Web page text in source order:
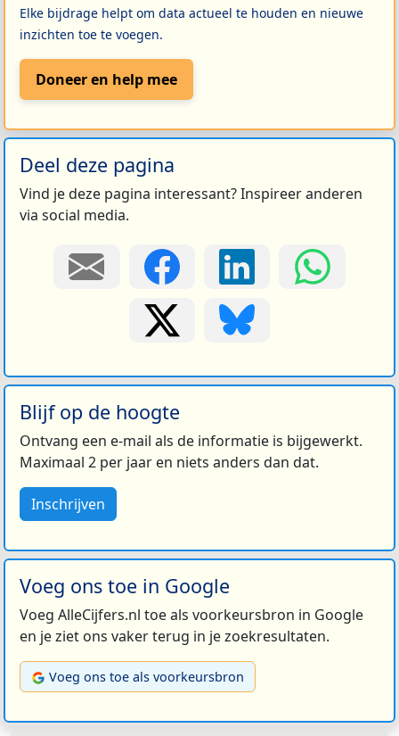
Elke bijdrage helpt om data actueel te houden en nieuwe
inzichten toe te voegen.
Doneer en help mee
Deel deze pagina
Vind je deze pagina interessant? Inspireer anderen
via social media.
Blijf op de hoogte
Ontvang een e-mail als de informatie is bijgewerkt.
Maximaal 2 per jaar en niets anders dan dat.
Inschrijven
Voeg ons toe in Google
Voeg AlleCijfers.nl toe als voorkeursbron in Google
en je ziet ons vaker terug in je zoekresultaten.
Voeg ons toe als voorkeursbron